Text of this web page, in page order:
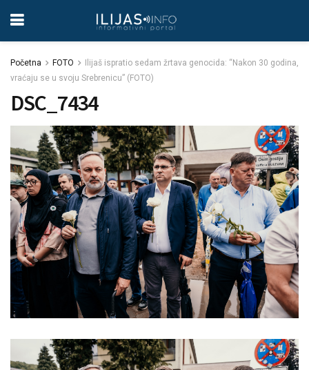
Početna FOTO
Ilijaš ispratio sedam žrtava genocida: “Nakon 30 godina,
vraćaju se u svoju Srebrenicu” (FOTO)
DSC_7434